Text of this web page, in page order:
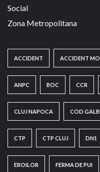
Social
Zona Metropolitana
ACCIDENT ACCIDENT
ANPC BOC CCR
CLUJ NAPOCA COD
CTP CTP CLUJ DN1
EROILOR FERMA DE PUI